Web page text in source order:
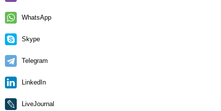
WhatsApp
Skype
Telegram
LinkedIn
LiveJournal